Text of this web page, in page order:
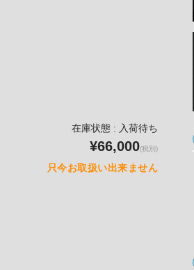
在庫状態 : 入荷待ち
¥66,000(税別)
只今お取扱い出来ません